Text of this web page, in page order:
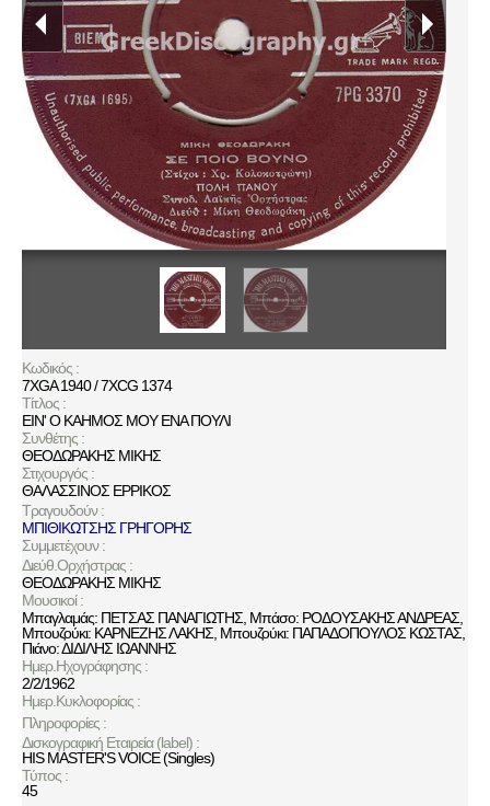
Κωδικός :
7XGA 1940 / 7XCG 1374
Τίτλος :
ΕΙΝ' Ο ΚΑΗΜΟΣ ΜΟΥ ΕΝΑ ΠΟΥΛΙ
Συνθέτης :
ΘΕΟΔΩΡΑΚΗΣ ΜΙΚΗΣ
Στιχουργός :
ΘΑΛΑΣΣΙΝΟΣ ΕΡΡΙΚΟΣ
Τραγουδούν :
ΜΠΙΘΙΚΩΤΣΗΣ ΓΡΗΓΟΡΗΣ
Συμμετέχουν :
Διεύθ.Ορχήστρας :
ΘΕΟΔΩΡΑΚΗΣ ΜΙΚΗΣ
Μουσικοί :
Μπαγλαμάς: ΠΕΤΣΑΣ ΠΑΝΑΓΙΩΤΗΣ, Μπάσο: ΡΟΔΟΥΣΑΚΗΣ ΑΝΔΡΕΑΣ,
Μπουζούκι: ΚΑΡΝΕΖΗΣ ΛΑΚΗΣ, Μπουζούκι: ΠΑΠΑΔΟΠΟΥΛΟΣ ΚΩΣΤΑΣ,
Πιάνο: ΔΙΔΙΛΗΣ ΙΩΑΝΝΗΣ
Ημερ.Ηχογράφησης :
2/2/1962
Ημερ.Κυκλοφορίας :
Πληροφορίες :
Δισκογραφική Εταιρεία (label) :
HIS MASTER'S VOICE (Singles)
Τύπος :
45